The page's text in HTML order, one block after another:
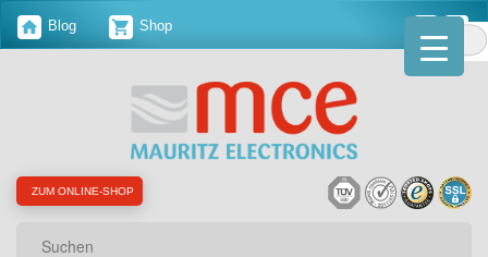
Blog Shop
ZUM ONLINE-SHOP